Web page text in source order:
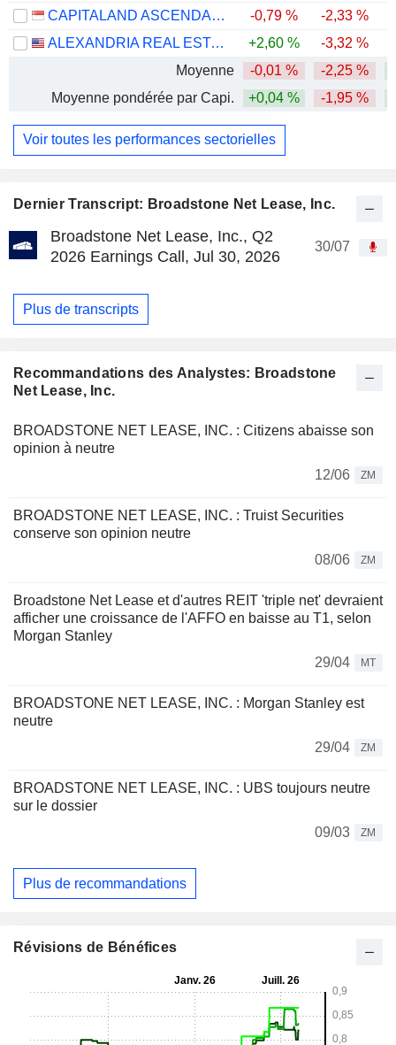
Dernier Transcript: Broadstone Net Lease, Inc.
Broadstone Net Lease, Inc., Q2
2026 Earnings Call, Jul 30, 2026
30/07
Plus de transcripts
Recommandations des Analystes: Broadstone
Net Lease, Inc.
BROADSTONE NET LEASE, INC. : Citizens abaisse son
opinion à neutre
12/06
ZM
BROADSTONE NET LEASE, INC. : Truist Securities
conserve son opinion neutre
08/06
ZM
Broadstone Net Lease et d'autres REIT 'triple net' devraient
afficher une croissance de l'AFFO en baisse au T1, selon
Morgan Stanley
29/04
MT
BROADSTONE NET LEASE, INC. : Morgan Stanley est
neutre
29/04
ZM
BROADSTONE NET LEASE, INC. : UBS toujours neutre
sur le dossier
09/03
ZM
Plus de recommandations
CAPITALAND ASCENDAS REIT
-0,79 % -2,33 %
ALEXANDRIA REAL ESTATE EQUITIES, INC.
+2,60 % -3,32 %
Moyenne
-0,01 % -2,25 %
Moyenne pondérée par Capi.
+0,04 % -1,95 %
Voir toutes les performances sectorielles
Révisions de Bénéfices